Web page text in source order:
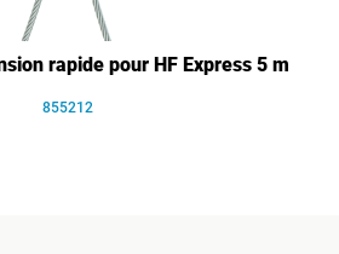
rapide pour HF Express 5 m
855212